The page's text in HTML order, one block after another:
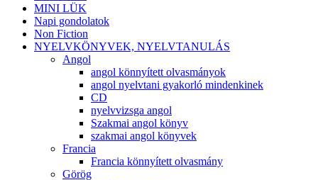
MINI LÜK
Napi gondolatok
Non Fiction
NYELVKÖNYVEK, NYELVTANULÁS
Angol
angol könnyített olvasmányok
angol nyelvtani gyakorló mindenkinek
CD
nyelvvizsga angol
Szakmai angol könyv
szakmai angol könyvek
Francia
Francia könnyített olvasmány
Görög